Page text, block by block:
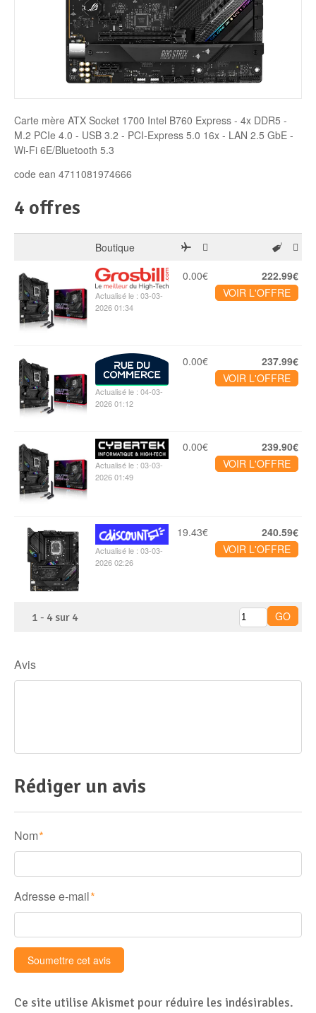
Disque SSD
Carte mère ATX Socket 1700 Intel B760 Express - 4x DDR5 -
M.2 PCIe 4.0 - USB 3.2 - PCI-Express 5.0 16x - LAN 2.5 GbE -
Wi-Fi 6E/Bluetooth 5.3
code ean 4711081974666
4 offres
Boutique
Actualisé le : 03-03-
2026 01:34
0.00€
222.99€
VOIR L'OFFRE
Actualisé le : 04-03-
2026 01:12
0.00€
237.99€
VOIR L'OFFRE
Actualisé le : 03-03-
2026 01:49
0.00€
239.90€
VOIR L'OFFRE
Actualisé le : 03-03-
2026 02:26
19.43€
240.59€
VOIR L'OFFRE
1 - 4 sur 4
Avis
Rédiger un avis
Nom *
Adresse e-mail *
Ce site utilise Akismet pour réduire les indésirables.